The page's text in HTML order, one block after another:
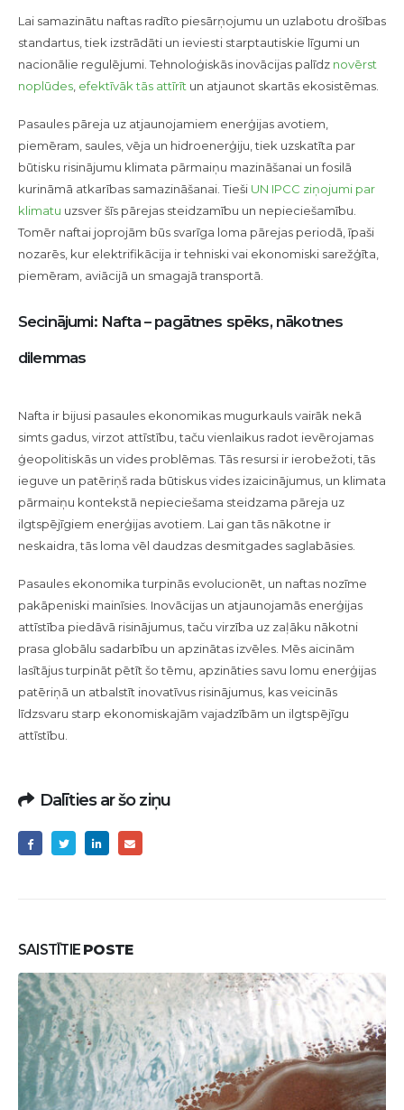
Lai samazinātu naftas radīto piesārņojumu un uzlabotu drošības
standartus, tiek izstrādāti un ieviesti starptautiskie līgumi un
nacionālie regulējumi. Tehnoloģiskās inovācijas palīdz novērst
noplūdes efektīvāk tās attīrīt un atjaunot skartās ekosistēmas.
Pasaules pāreja uz atjaunojamiem enerģijas avotiem,
piemēram, saules, vēja un hidroenerģiju, tiek uzskatīta par
būtisku risinājumu klimata pārmaiņu mazināšanai un fosilā
kurināmā atkarības samazināšanai. Tieši UN IPCC ziņojumi par
klimatu uzsver šīs pārejas steidzamību un nepieciešamību.
Tomēr naftai joprojām būs svarīga loma pārejas periodā, īpaši
nozarēs, kur elektrifikācija ir tehniski vai ekonomiski sarežģīta,
piemēram, aviācijā un smagajā transportā.
Secinājumi: Nafta – pagātnes spēks, nākotnes
dilemmas
Nafta ir bijusi pasaules ekonomikas mugurkauls vairāk nekā
simts gadus, virzot attīstību, taču vienlaikus radot ievērojamas
ģeopolitiskās un vides problēmas. Tās resursi ir ierobežoti, tās
ieguve un patēriņš rada būtiskus vides izaicinājumus, un klimata
pārmaiņu kontekstā nepieciešama steidzama pāreja uz
ilgtspējīgiem enerģijas avotiem. Lai gan tās nākotne ir
neskaidra, tās loma vēl daudzas desmitgades saglabāsies.
Pasaules ekonomika turpinās evolucionēt, un naftas nozīme
pakāpeniski mainīsies. Inovācijas un atjaunojamās enerģijas
attīstība piedāvā risinājumus, taču virzība uz zaļāku nākotni
prasa globālu sadarbību un apzinātas izvēles. Mēs aicinām
lasītājus turpināt pētīt šo tēmu, apzināties savu lomu enerģijas
patēriņā un atbalstīt inovatīvus risinājumus, kas veicinās
līdzsvaru starp ekonomiskajām vajadzībām un ilgtspējīgu
attīstību.
Dalīties ar šo ziņu
SAISTĪTIE POSTE